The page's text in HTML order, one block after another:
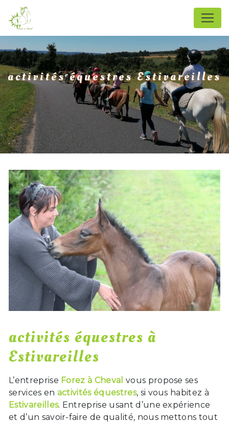
activités équestres Estivareilles
activités équestres à
Estivareilles
L’entreprise Forez à Cheval vous propose ses
services en activités équestres, si vous habitez à
Estivareilles. Entreprise usant d’une expérience
et d’un savoir-faire de qualité, nous mettons tout
Panneau de gestion des cookies